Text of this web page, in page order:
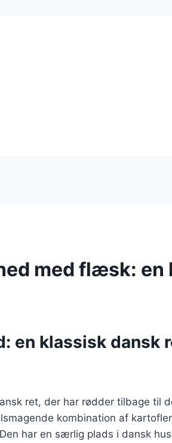
med flæsk: en
en klassisk dansk
ret, der har rødder tilbage til
kombination af
har en særlig plads i dansk